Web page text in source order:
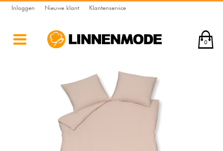
Inloggen Nieuwe klant Klantenservice
0